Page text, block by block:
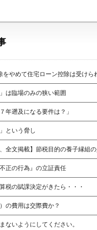
をやめて住宅ローン控除は受けら
は臨場のみの狭い範囲
年遡及になる要件は？」
という脅し
、全文掲載】節税目的の養子縁組
正の行為』の立証責任
税の賦課決定がきたら・・・
の費用は交際費か？
ないようにしてください。